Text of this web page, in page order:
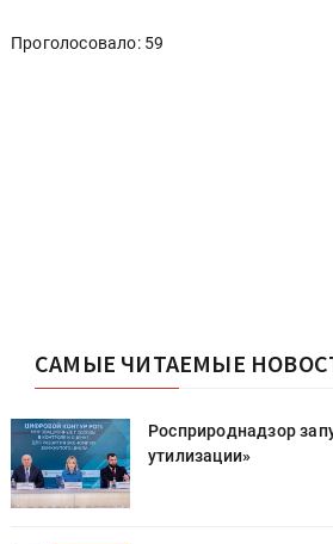
Проголосовало: 59
САМЫЕ ЧИТАЕМЫЕ
Росприроднадзор
утилизации»